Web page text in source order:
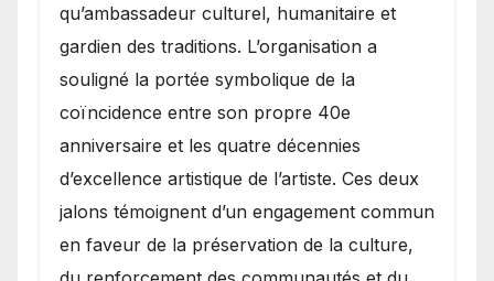
qu’ambassadeur culturel, humanitaire et
gardien des traditions. L’organisation a
souligné la portée symbolique de la
coïncidence entre son propre 40e
anniversaire et les quatre décennies
d’excellence artistique de l’artiste. Ces deux
jalons témoignent d’un engagement commun
en faveur de la préservation de la culture,